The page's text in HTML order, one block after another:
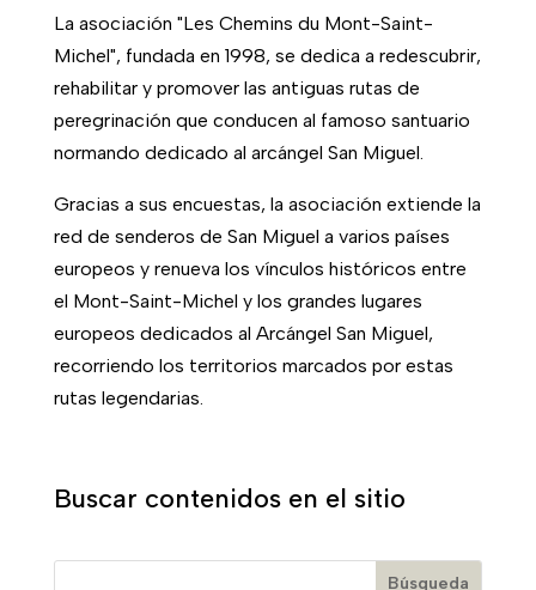
La asociación "Les Chemins du Mont-Saint-
Michel", fundada en 1998, se dedica a redescubrir,
rehabilitar y promover las antiguas rutas de
peregrinación que conducen al famoso santuario
normando dedicado al arcángel San Miguel.
Gracias a sus encuestas, la asociación extiende la
red de senderos de San Miguel a varios países
europeos y renueva los vínculos históricos entre
el Mont-Saint-Michel y los grandes lugares
europeos dedicados al Arcángel San Miguel,
recorriendo los territorios marcados por estas
rutas legendarias.
Buscar contenidos en el sitio